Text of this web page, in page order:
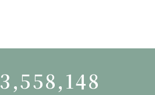
3,558,148